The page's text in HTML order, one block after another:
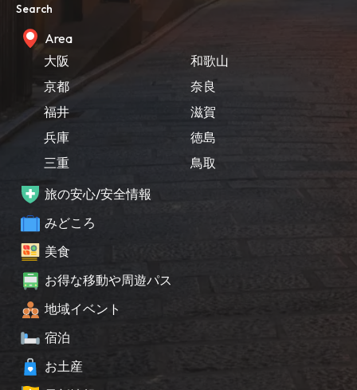
Search
Area
大阪
京都
福井
兵庫
三重
和歌山
奈良
滋賀
徳島
鳥取
旅の安心/安全情報
みどころ
美食
お得な移動や周遊パス
地域イベント
宿泊
お土産